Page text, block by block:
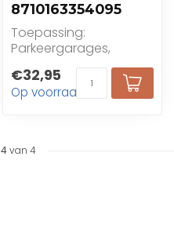
8710163354095
Toepassing:
Parkeergarages,
Ingangen, Gangen,
Trappenhuizen
€32,95
Op voorraad
4van 4